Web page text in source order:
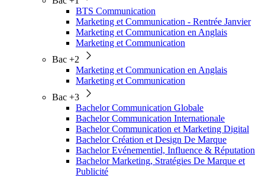
BTS Communication
Marketing et Communication - Rentrée Janvier
Marketing et Communication en Anglais
Marketing et Communication
Bac +2
Marketing et Communication en Anglais
Marketing et Communication
Bac +3
Bachelor Communication Globale
Bachelor Communication Internationale
Bachelor Communication et Marketing Digital
Bachelor Création et Design De Marque
Bachelor Evénementiel, Influence & Réputation
Bachelor Marketing, Stratégies De Marque et
Publicité